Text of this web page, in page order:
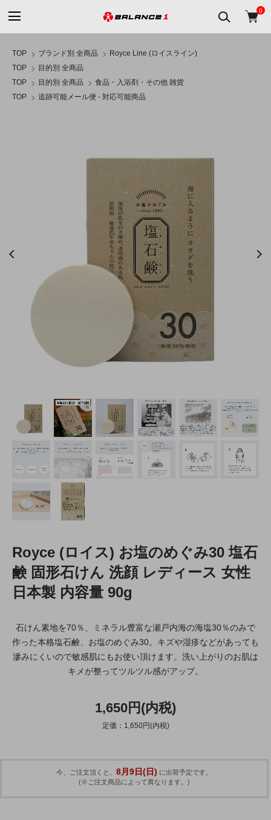
0
TOP ブランド別 全商品
Royce Line (ロイスライン)
TOP
目的別 全商品
TOP
目的別 全商品
食品・入浴剤・その他 雑貨
TOP
追跡可能メール便 - 対応可能商品
Royce (ロイス) お塩のめぐみ30 塩石
鹸 固形石けん 洗顔 レディース 女性
日本製 内容量 90g
石けん素地を70％、ミネラル豊富な瀬戸内海の海塩30％のみで
作った本格塩石鹸、お塩のめぐみ30。キズや湿疹などがあっても
滲みにくいので敏感肌にもお使い頂けます。洗い上がりのお肌は
キメが整ってツルツル感がアップ。
1,650円(内税)
定価：1,650円(内税)